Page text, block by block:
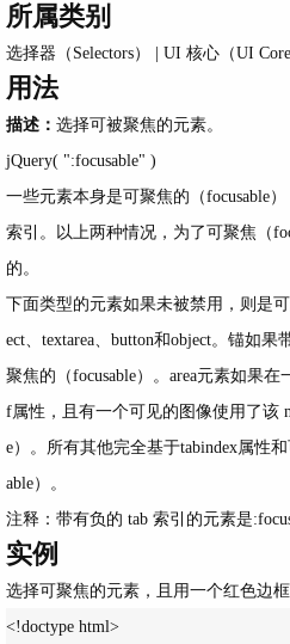
所属类别
选择器（Selectors） | UI 核心（UI Core
用法
描述： 选择可被聚焦的元素。
jQuery( ":focusable" )
一些元素本身是可聚焦的（focusable
索引。以上两种情况，为了可聚焦（
的。
下面类型的元素如果未被禁用，则是
ect、textarea、button和object。锚如
聚焦的（focusable）。area元素如果
f属性，且有一个可见的图像使用了该
e）。所有其他完全基于tabindex属性
able）。
注释：带有负的 tab 索引的元素是
实例
选择可聚焦的元素，且用一个红色边框
<!doctype html>